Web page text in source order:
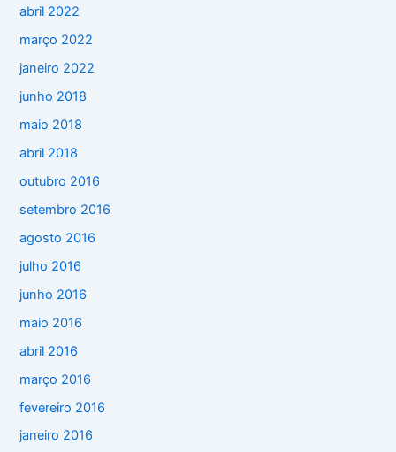
abril 2022
março 2022
janeiro 2022
junho 2018
maio 2018
abril 2018
outubro 2016
setembro 2016
agosto 2016
julho 2016
junho 2016
maio 2016
abril 2016
março 2016
fevereiro 2016
janeiro 2016